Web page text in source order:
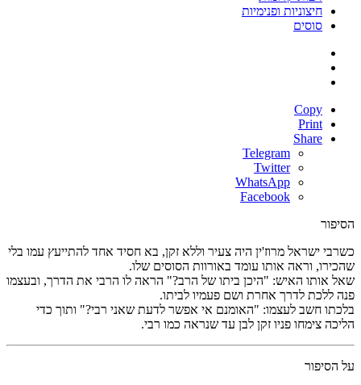
חיצוניות ופנימיות
סוסים
Copy
Print
Share
Telegram
Twitter
WhatsApp
Facebook
הסיפור
כשרבי ישראל מרוז'ין היה צעיר וללא זקן, בא חסיד אחד להתייעץ עמו בלי
שהכירו, וראה אותו עומד באורוות הסוסים שלו.
שאל אותו האיש: "היכן ביתו של הרב?" הראה לו הרבי את הדרך, ובעצמו
פנה ללכת לדרך אחרת ושם פעמיו לביתו.
בלכתו חשב לעצמו: "האומנם אי אפשר לדעת שאני רבי?" ותוך כדי
הליכה צימחו פניו זקן לבן עד שנראה כמו רבי.
על הסיפור